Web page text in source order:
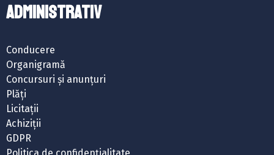
ADMINISTRATIV
Conducere
Organigramă
Concursuri și anunțuri
Plăți
Licitații
Achiziții
GDPR